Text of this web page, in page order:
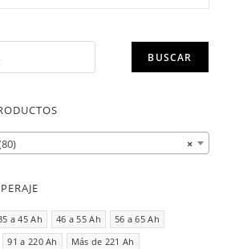
BUSCAR
×
a 45 Ah 46 a 55 Ah
56 a 65 Ah
91 a 220 Ah Más de 221 Ah